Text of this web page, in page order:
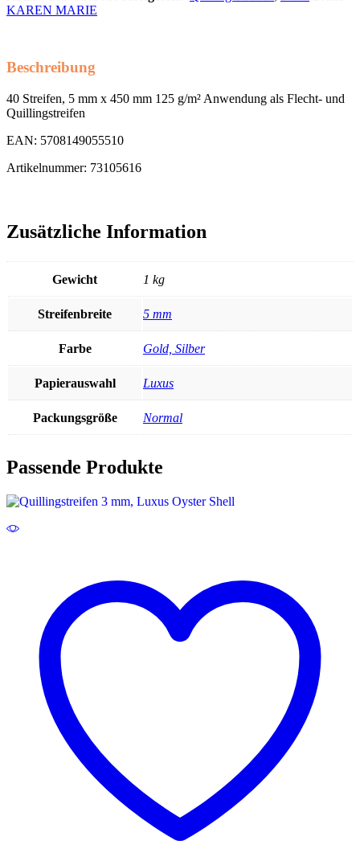
KAREN MARIE
Beschreibung
40 Streifen, 5 mm x 450 mm 125 g/m² Anwendung als Flecht- und
Quillingstreifen
EAN: 5708149055510
Artikelnummer: 73105616
Zusätzliche Information
Gewicht 1 kg
Streifenbreite 5 mm
Farbe Gold, Silber
Papierauswahl Luxus
Packungsgröße Normal
Passende Produkte